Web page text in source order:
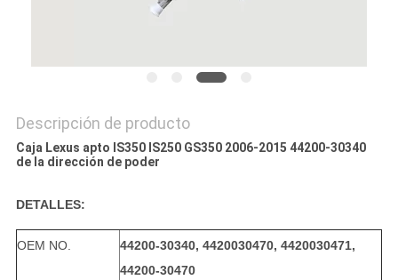
Descripción de producto
Caja Lexus apto IS350 IS250 GS350 2006-2015 44200-30340
de la dirección de poder
DETALLES:
OEM NO.
44200-30340, 4420030470, 4420030471,
44200-30470